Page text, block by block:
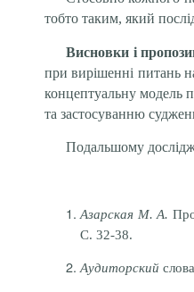
тобто таким, який
Висновки і
при вирішенні питань
концептуальну модель
та застосуванню
Подальшому
Азарская М. А.
С. 32-38.
Аудиторский